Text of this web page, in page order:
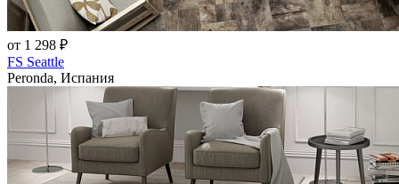
от 1 298 ₽
FS Seattle
Peronda, Испания